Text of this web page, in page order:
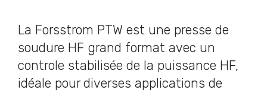
La Forsstrom PTW est une presse de
soudure HF grand format avec un
controle stabilisée de la puissance HF,
idéale pour diverses applications de